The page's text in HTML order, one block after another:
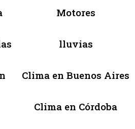
Motores
lluvias
Clima en Buenos Aires
Clima en Córdoba